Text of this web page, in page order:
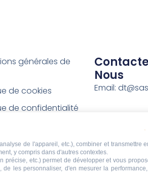
générales de
de cookies
de confidentialité
de retour et de
rétractation
Nous
Email:
de l'appareil, etc.), combiner et transmettre
y compris dans d'autres contextes.
précise, etc.) permet de développer et vous
les personnaliser, d'en mesurer la